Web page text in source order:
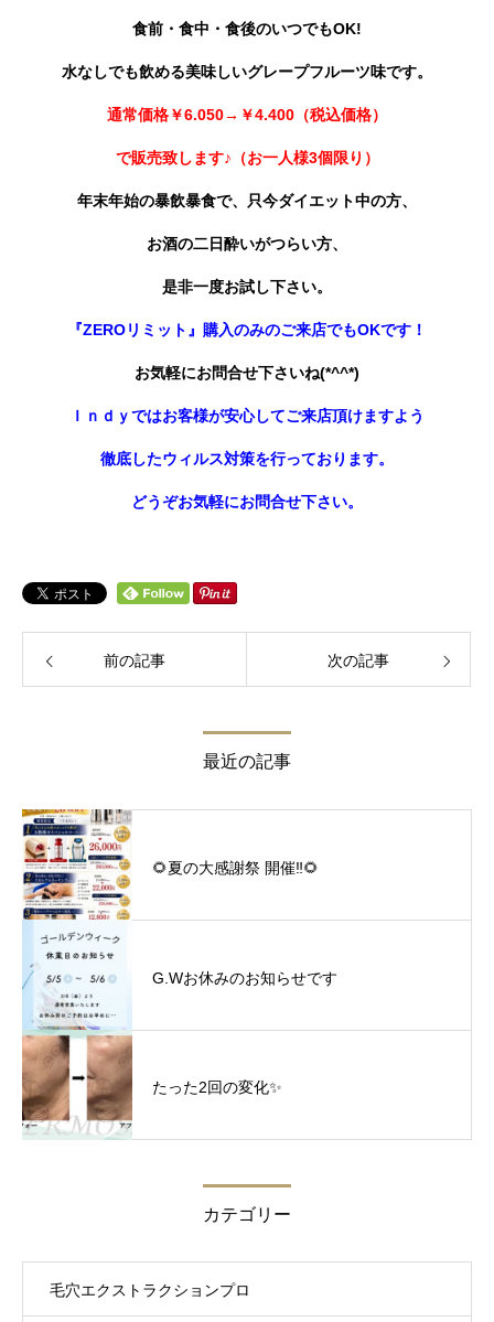
食前・食中・食後のいつでもOK!
水なしでも飲める美味しいグレープフルーツ味です。
通常価格￥6.050→￥4.400（税込価格）
で販売致します♪（お一人様3個限り）
年末年始の暴飲暴食で、只今ダイエット中の方、
お酒の二日酔いがつらい方、
是非一度お試し下さい。
『ZEROリミット』購入のみのご来店でもOKです！
お気軽にお問合せ下さいね(*^^*)
Ｉｎｄｙではお客様が安心してご来店頂けますよう
徹底したウィルス対策を行っております。
どうぞお気軽にお問合せ下さい。
前の記事 次の記事
最近の記事
🌻夏の大感謝祭 開催‼︎🌻
G.Wお休みのお知らせです
たった2回の変化✨
カテゴリー
毛穴エクストラクションプロ